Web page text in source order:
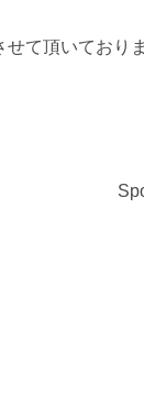
て頂いており